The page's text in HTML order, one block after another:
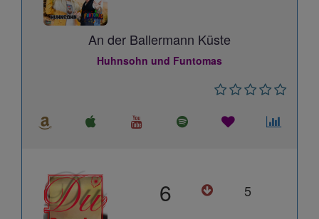
An der Ballermann Küste
Huhnsohn und Funtomas
6 5